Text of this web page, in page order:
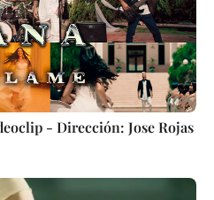
- Dirección: Jose Rojas